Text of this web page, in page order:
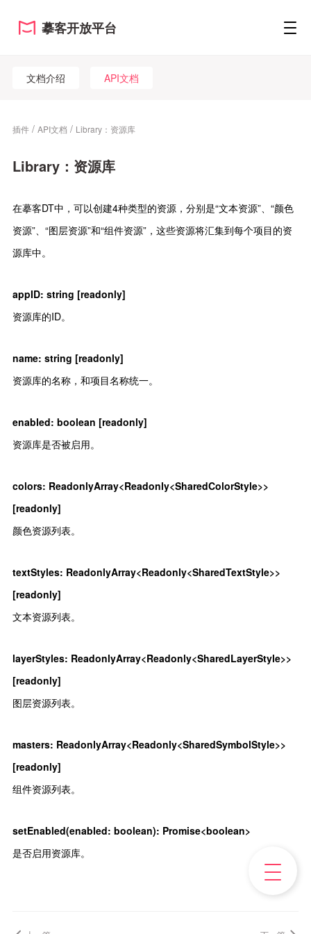
摹客开放平台
文档介绍 API文档
插件/ API文档 / Library：资源库
Library：资源库
在摹客DT中，可以创建4种类型的资源，分别是“文本资源”、“颜色
资源”、“图层资源”和“组件资源”，这些资源将汇集到每个项目的资
源库中。
appID: string [readonly]
资源库的ID。
name: string [readonly]
资源库的名称，和项目名称统一。
enabled: boolean [readonly]
资源库是否被启用。
colors: ReadonlyArray<Readonly<SharedColorStyle>>
[readonly]
颜色资源列表。
textStyles: ReadonlyArray<Readonly<SharedTextStyle>>
[readonly]
文本资源列表。
layerStyles: ReadonlyArray<Readonly<SharedLayerStyle>>
[readonly]
图层资源列表。
masters: ReadonlyArray<Readonly<SharedSymbolStyle>>
[readonly]
组件资源列表。
setEnabled(enabled: boolean): Promise<boolean>
是否启用资源库。